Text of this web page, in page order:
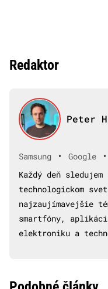
Redaktor
Peter
Samsung • Google •
Každý deň
technologickom
najzaujímavejšie
smartfóny,
elektroniku a